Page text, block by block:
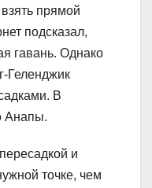
прямой
подсказал,
гавань. Однако
Геленджик
В
Анапы.
и
точке, чем